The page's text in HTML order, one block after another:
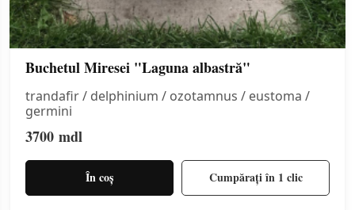
Buchetul Miresei "Laguna albastră"
trandafir / delphinium / ozotamnus / eustoma /
germini
3700 mdl
În coș Cumpărați în 1 clic